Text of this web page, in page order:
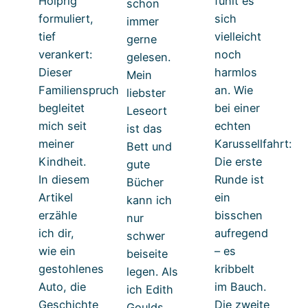
formuliert,
tief
verankert:
Dieser
Familienspruch
begleitet
mich seit
meiner
Kindheit.
In diesem
Artikel
erzähle
ich dir,
wie ein
gestohlenes
Auto, die
Geschichte
schon
immer
gerne
gelesen.
Mein
liebster
Leseort
ist das
Bett und
gute
Bücher
kann ich
nur
schwer
beiseite
legen. Als
ich Edith
sich
vielleicht
noch
harmlos
an. Wie
bei einer
echten
Karussellfahrt:
Die erste
Runde ist
ein
bisschen
aufregend
– es
kribbelt
im Bauch.
Die zweite